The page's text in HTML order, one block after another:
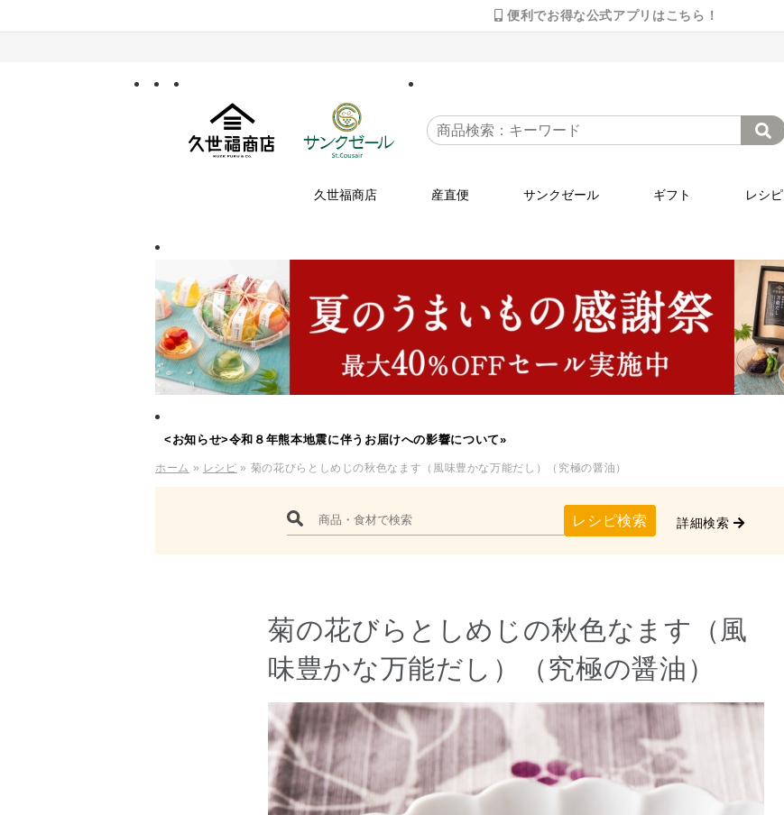
便利でお得な公式アプリはこちら！
久世福商店 産直便 サンクゼール ギフト レシピ
<お知らせ>令和８年熊本地震に伴うお届けへの影響について»
ホーム » レシピ » 菊の花びらとしめじの秋色なます（風味豊かな万能だし）（究極の醤油）
レシピ検索 詳細検索
菊の花びらとしめじの秋色なます（風
味豊かな万能だし）（究極の醤油）